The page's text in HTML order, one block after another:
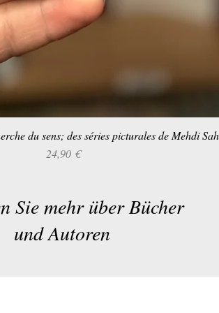
Schnellansicht
du sens; des séries picturales de Mehdi
Preis
24,90 €
Sie mehr über Bücher
und Autoren